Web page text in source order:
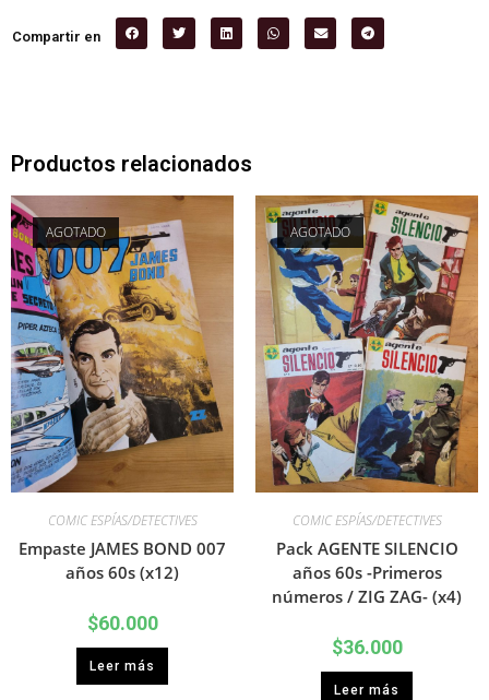
Compartir en
Productos relacionados
AGOTADO
COMIC ESPÍAS/DETECTIVES
Empaste JAMES BOND 007
años 60s (x12)
$60.000
Leer más
AGOTADO
COMIC ESPÍAS/DETECTIVES
Pack AGENTE SILENCIO
años 60s -Primeros
números / ZIG ZAG- (x4)
$36.000
Leer más